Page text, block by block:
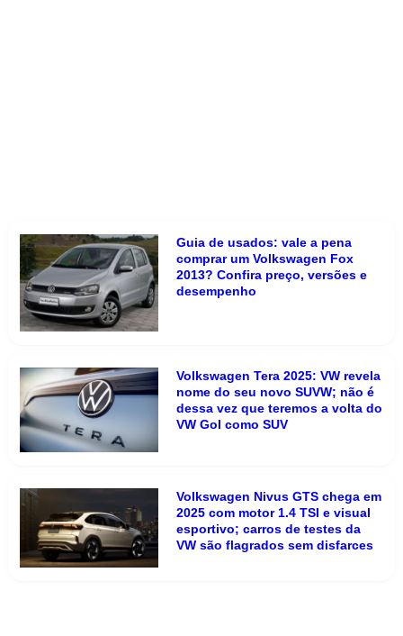
Guia de usados: vale a pena
comprar um Volkswagen Fox
2013? Confira preço, versões e
desempenho
Volkswagen Tera 2025: VW revela
nome do seu novo SUVW; não é
dessa vez que teremos a volta do
VW Gol como SUV
Volkswagen Nivus GTS chega em
2025 com motor 1.4 TSI e visual
esportivo; carros de testes da
VW são flagrados sem disfarces